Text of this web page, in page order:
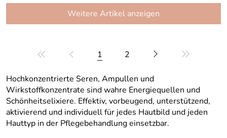
Weitere Artikel anzeigen
1 2
Hochkonzentrierte Seren, Ampullen und
Wirkstoffkonzentrate sind wahre Energiequellen und
Schönheitselixiere. Effektiv, vorbeugend, unterstützend,
aktivierend und individuell für jedes Hautbild und jeden
Hauttyp in der Pflegebehandlung einsetzbar.